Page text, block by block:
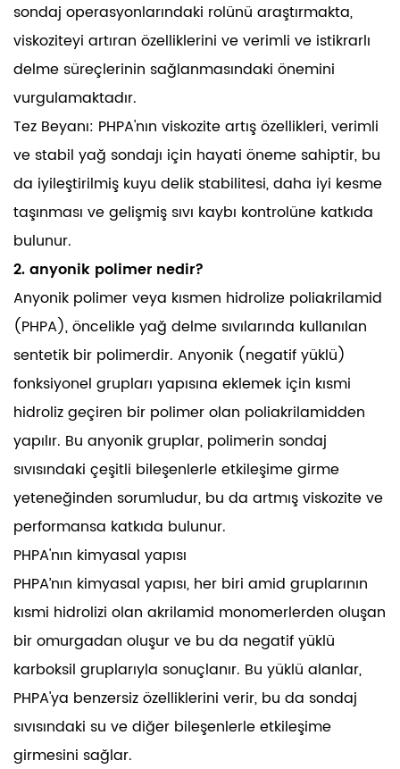
sondaj operasyonlarındaki rolünü araştırmakta,
viskoziteyi artıran özelliklerini ve verimli ve istikrarlı
delme süreçlerinin sağlanmasındaki önemini
vurgulamaktadır.
Tez Beyanı: PHPA'nın viskozite artış özellikleri, verimli
ve stabil yağ sondajı için hayati öneme sahiptir, bu
da iyileştirilmiş kuyu delik stabilitesi, daha iyi kesme
taşınması ve gelişmiş sıvı kaybı kontrolüne katkıda
bulunur.
2. anyonik polimer nedir?
Anyonik polimer veya kısmen hidrolize poliakrilamid
(PHPA), öncelikle yağ delme sıvılarında kullanılan
sentetik bir polimerdir. Anyonik (negatif yüklü)
fonksiyonel grupları yapısına eklemek için kısmi
hidroliz geçiren bir polimer olan poliakrilamidden
yapılır. Bu anyonik gruplar, polimerin sondaj
sıvısındaki çeşitli bileşenlerle etkileşime girme
yeteneğinden sorumludur, bu da artmış viskozite ve
performansa katkıda bulunur.
PHPA'nın kimyasal yapısı
PHPA’nın kimyasal yapısı, her biri amid gruplarının
kısmi hidrolizi olan akrilamid monomerlerden oluşan
bir omurgadan oluşur ve bu da negatif yüklü
karboksil gruplarıyla sonuçlanır. Bu yüklü alanlar,
PHPA'ya benzersiz özelliklerini verir, bu da sondaj
sıvısındaki su ve diğer bileşenlerle etkileşime
girmesini sağlar.